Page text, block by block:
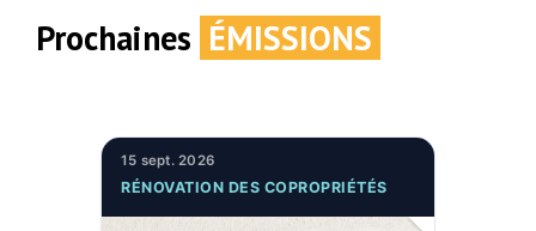
Prochaines ÉMISSIONS
15 sept. 2026
RÉNOVATION DES COPROPRIÉTÉS